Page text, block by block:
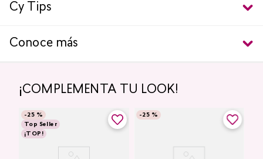
Cy Tips
Conoce más
¡COMPLEMENTA TU LOOK!
-25 %
Top Seller
¡TOP!
-25 %